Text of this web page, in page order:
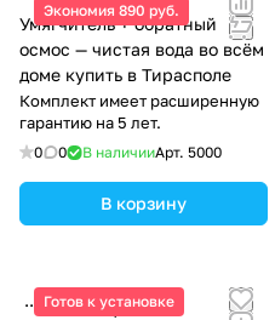
Экономия 890 руб.
Умягчитель + обратный
осмос — чистая вода во всём
доме купить в Тирасполе
Комплект имеет расширенную
гарантию на 5 лет.
0 0 В наличииАрт. 5000
В корзину
Готов к установке
16 200 ₽/шт